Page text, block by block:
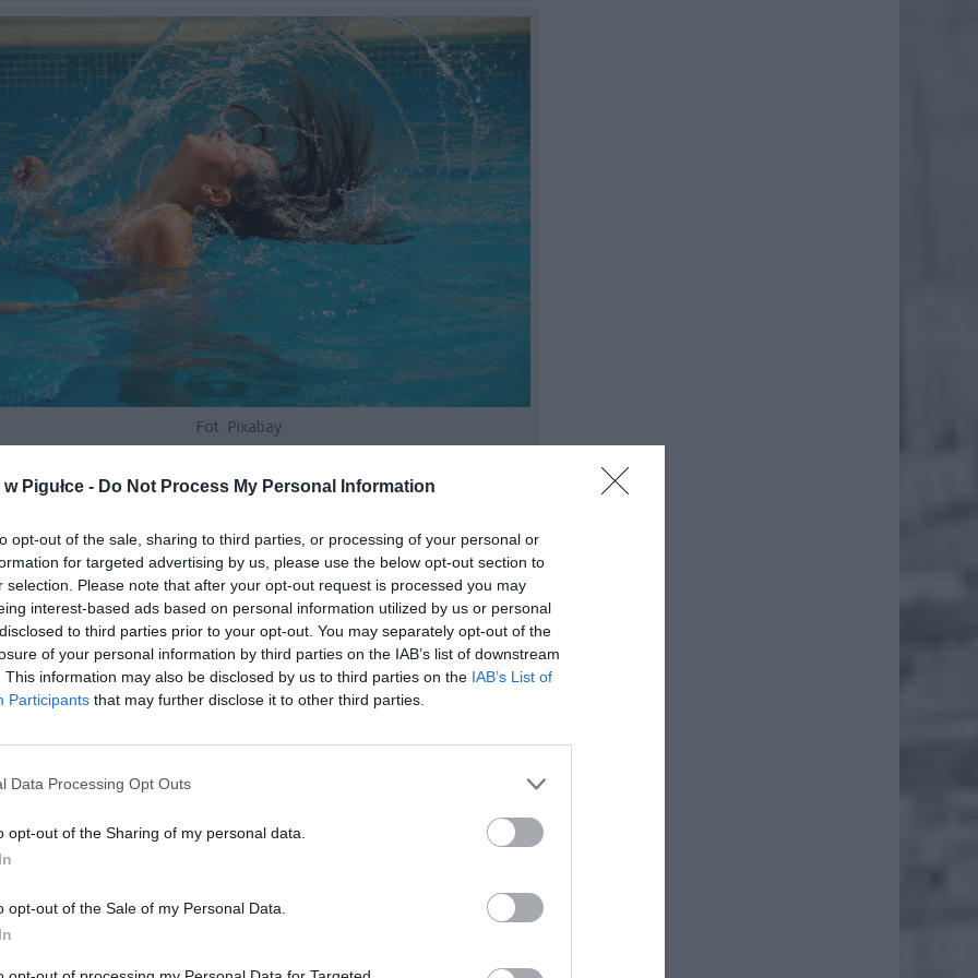
Pigułce - Do Not Process My Personal Information
opt-out of the sale, sharing to third parties, or processing of your personal or
for targeted advertising by us, please use the below opt-out section to
selection. Please note that after your opt-out request is processed you may
interest-based ads based on personal information utilized by us or personal
to third parties prior to your opt-out. You may separately opt-out of the
of your personal information by third parties on the IAB’s list of downstream
This information may also be disclosed by us to third parties on the IAB’s List of
Participants that may further disclose it to other third parties.
Data Processing Opt Outs
opt-out of the Sharing of my personal data.
opt-out of the Sale of my Personal Data.
Fot. Pixabay
się wielkimi krokami, a wraz z nim możemy liczyć na szybkie otwarcie
basenów. W tym roku, w związku z wysokimi temperaturami nastąpi to już
od najbliższej środy, 29 maja.
ad
Wodnym Moczydło, znajdującym się na ulicy Górczewskiej 69/73 dla